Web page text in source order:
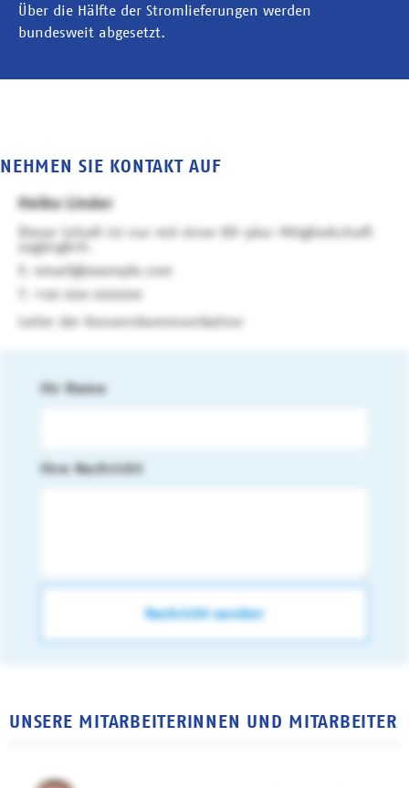
Über die Hälfte der Stromlieferungen werden
bundesweit abgesetzt.
NEHMEN SIE KONTAKT AUF
Heiko Linder
Dieser Inhalt ist nur mit einer KD-plus-Mitgliedschaft
zugänglich.
email@example.com
+00 000 000000
Leiter der Konzernkommunikation
Ihr Name
Ihre Nachricht
UNSERE MITARBEITERINNEN UND MITARBEITER